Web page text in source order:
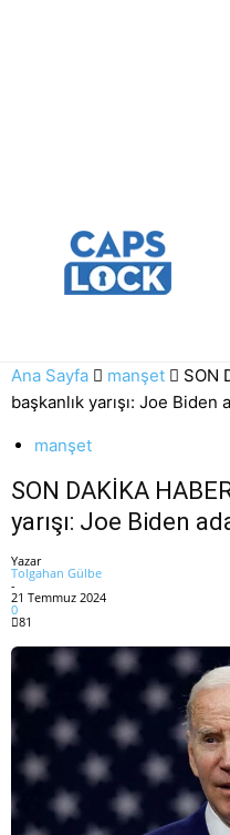
Ana Sayfa manşet
SON
başkanlık yarışı: Joe Biden
manşet
SON DAKİKA
yarışı: Joe Biden
Yazar
Tolgahan Gülbe
-
21 Temmuz 2024
0
81